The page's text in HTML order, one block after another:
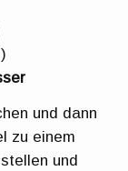
und dann
zu einem
und